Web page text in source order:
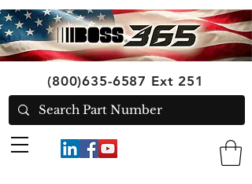
(800)635-6587 Ext 251